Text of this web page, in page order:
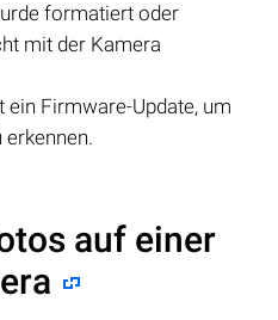
formatiert oder
mit der Kamera
ein Firmware-Update, um
erkennen.
auf einer